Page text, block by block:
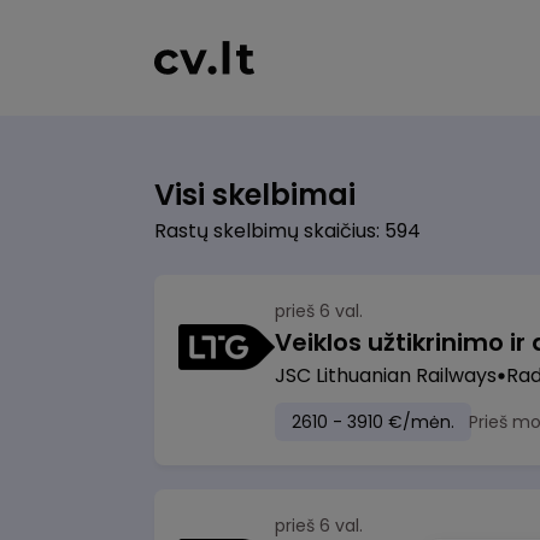
Visi skelbimai
Rastų skelbimų skaičius: 594
prieš 6 val.
JSC Lithuanian Railways
2610 - 3910 €/mėn. Prieš
prieš 6 val.